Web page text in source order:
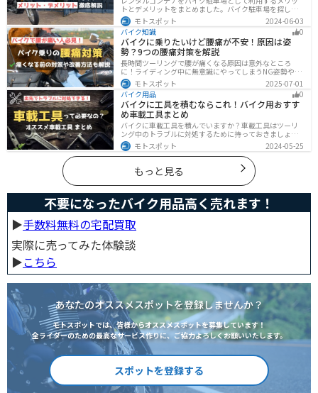
トとデメリットをまとめました。バイク駐車場を探して
いるなら、最強のセキュリティでバイクの劣化も防げる
レンタルコンテナを検討してみませんか？キャンペーン
を利用することで格安で利用できます。
モトスポット
2024-06-03
バイク知識
0
バイクに乗りたいけど腰痛が不安！原因は姿
勢？9つの腰痛対策を解説
長時間ツーリングで腰が痛くなる原因は意外なところ
に！ライディング中に無意識にやってしまうNG姿勢や体
への負担、今すぐ見直せる予防・対策法をわかりやすく
解説。腰痛対策に効果的な便利アイテムも紹介し、快適
で楽しいツーリングをサポートします。
モトスポット
2025-07-01
バイク用品
0
バイクに工具を積むならこれ！バイク用おすす
め車載工具まとめ
バイクに車載工具を積んでいますか？車載工具はツーリ
ング中のトラブルに対処するために持っておきましょ
う。車載工具でどんなことができるのか、どんな車載工
具を持っておけばいいのかなど、バイク用車載工具につ
いて紹介します！
モトスポット 2024-05-25
もっと見る
不要になったバイク用品高く売れます！
▶︎手数料無料の宅配買取
実際に売ってみた体験談
▶︎こちら
あなたのオススメスポットを登録しませんか？
モトスポットでは、皆様からオススメスポットを募集しています！
全ライダーのための最高なサービス作りに、ご協力よろしくお願いいたします。
スポットを登録する